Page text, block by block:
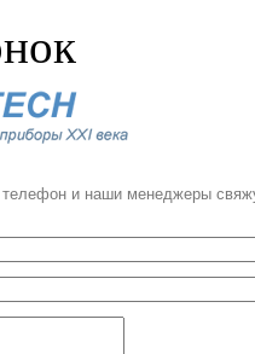
и наши менеджеры